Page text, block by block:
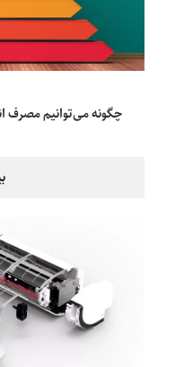
چگونه می‌توانیم مصرف